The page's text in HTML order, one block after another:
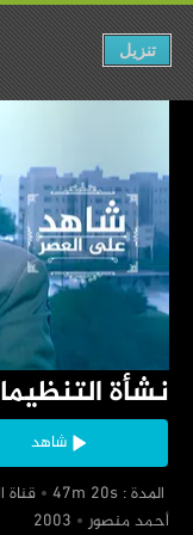
‏نشأة
شاهد
‏ المدة : 47m 20s
‏قناة
‏أحمد منصور
تنزيل